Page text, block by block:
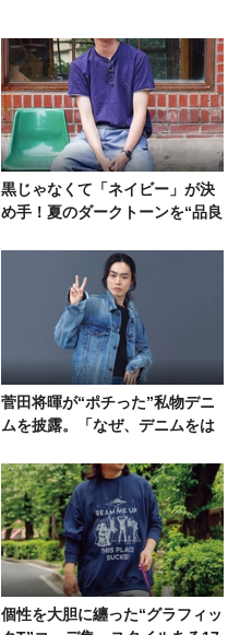
黒じゃなくて「ネイビー」が決
め手！夏のダークトーンを“品良
菅田将暉が“ポチった”私物デニ
ムを披露。「なぜ、デニムをは
得！
個性を大胆に纏った“グラフィッ